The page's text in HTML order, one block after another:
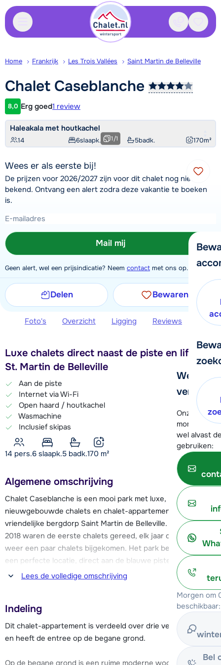
Contact
We
verder!
Onze
moment
wel alvast
gebruiken:
Morgen om
beschikbaar:
Bel
Home Frankrijk Les Trois Vallées Saint Martin de Belleville
Chalet Caseblanche
Klantwaardering
8,0 Erg goed1 review
Haleakala met houtkachel
14 6slaapk. 5badk. 170m²
1/1
Wees er als eerste bij!
De prijzen voor 2026/2027 zijn voor dit chalet nog niet
bekend. Ontvang een alert zodra deze vakantie te boeken
is.
Mail mij
Geen alert, wel een prijsindicatie? Neem contact met ons op.
Delen Bewaren
Foto's Overzicht Ligging Reviews
Luxe chalets direct naast de piste en lift in
St. Martin de Belleville
Aan de piste
Internet via Wi-Fi
Open haard / houtkachel
Wasmachine
Inclusief skipas
14 pers.6 slaapk.5 badk.170 m²
Algemene omschrijving
Chalet Caseblanche is een mooi park met luxe,
nieuwgebouwde chalets en chalet-appartementen in het
vriendelijke bergdorp Saint Martin de Belleville. In december
2018 waren de eerste chalets gereed, elk jaar daarna zijn er
weer een paar chalets bijgekomen. Het park bevindt zich op
een perfecte locatie, direct aan de blauwe piste en vlak
boven het dalstation van cabinelift Saint Martin 1. Hierdoor is
er de mogelijkheid voor ski-in & ski-out. Deze cabinelift heeft
aansluiting op de pistes die je naar de skigebieden van Les
Menuires en Méribel brengen.
Het authentieke dorp St. Martin de Belleville heeft een
gezellige dorpskern met alle benodigde voorzieningen zoals
een supermarkt, diverse winkels en restaurants die op ca.
Lees de volledige omschrijving
Indeling
Dit chalet-appartement is verdeeld over drie verdiepingen
en heeft de entree op de begane grond.
Op de begane grond is een ruime moderne woonkamer met